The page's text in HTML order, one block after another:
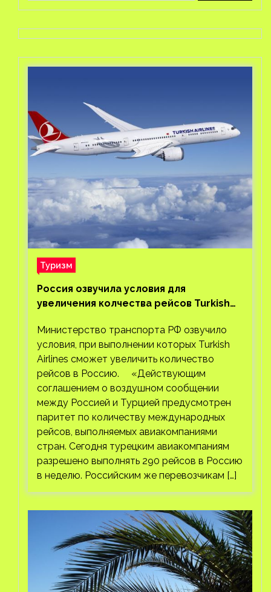
Туризм
Россия озвучила условия для
увеличения колчества рейсов Turkish
Министерство транспорта РФ озвучило
условия, при выполнении которых Turkish
Airlines сможет увеличить количество
рейсов в Россию. «Действующим
соглашением о воздушном сообщении
между Россией и Турцией предусмотрен
паритет по количеству международных
рейсов, выполняемых авиакомпаниями
стран. Сегодня турецким авиакомпаниям
разрешено выполнять 290 рейсов в Россию
в неделю. Российским же перевозчикам […]